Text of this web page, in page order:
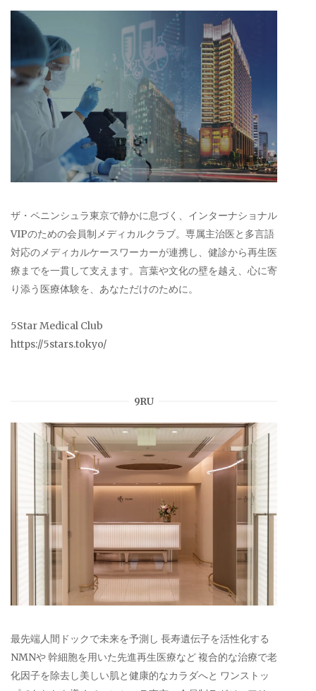
ザ・ペニンシュラ東京で静かに息づく、インターナショナル
VIPのための会員制メディカルクラブ。専属主治医と多言語
対応のメディカルケースワーカーが連携し、健診から再生医
療までを一貫して支えます。言葉や文化の壁を越え、心に寄
り添う医療体験を、あなただけのために。
5Star Medical Club
https://5stars.tokyo/
9RU
最先端人間ドックで未来を予測し 長寿遺伝子を活性化する
NMNや 幹細胞を用いた先進再生医療など 複合的な治療で老
化因子を除去し美しい肌と健康的なカラダへと ワンストッ